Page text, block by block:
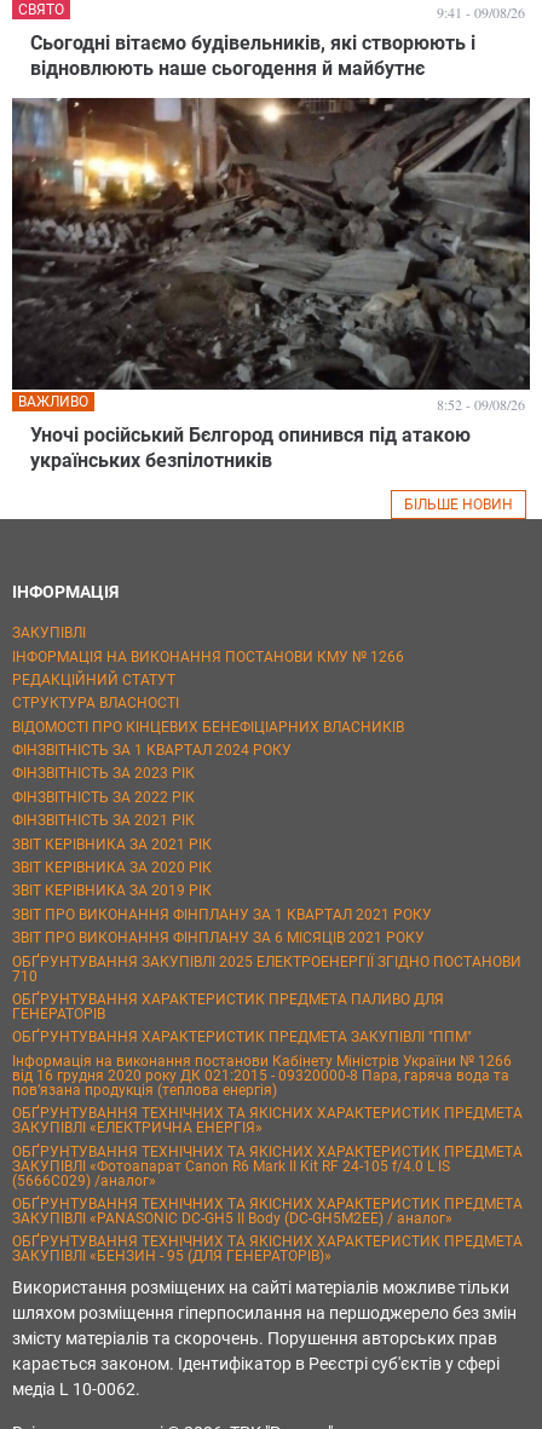
Сьогодні вітаємо будівельників, які створюють і
відновлюють наше сьогодення й майбутнє
СВЯТО 9:41 - 09/08/26
Уночі російський Бєлгород опинився під атакою
українських безпілотників
ВАЖЛИВО 8:52 - 09/08/26
БІЛЬШЕ НОВИН
ІНФОРМАЦІЯ
ЗАКУПІВЛІ
ІНФОРМАЦІЯ НА ВИКОНАННЯ ПОСТАНОВИ КМУ № 1266
РЕДАКЦІЙНИЙ СТАТУТ
СТРУКТУРА ВЛАСНОСТІ
ВІДОМОСТІ ПРО КІНЦЕВИХ БЕНЕФІЦІАРНИХ ВЛАСНИКІВ
ФІНЗВІТНІСТЬ ЗА 1 КВАРТАЛ 2024 РОКУ
ФІНЗВІТНІСТЬ ЗА 2023 РІК
ФІНЗВІТНІСТЬ ЗА 2022 РІК
ФІНЗВІТНІСТЬ ЗА 2021 РІК
ЗВІТ КЕРІВНИКА ЗА 2021 РІК
ЗВІТ КЕРІВНИКА ЗА 2020 РІК
ЗВІТ КЕРІВНИКА ЗА 2019 РІК
ЗВІТ ПРО ВИКОНАННЯ ФІНПЛАНУ ЗА 1 КВАРТАЛ 2021 РОКУ
ЗВІТ ПРО ВИКОНАННЯ ФІНПЛАНУ ЗА 6 МІСЯЦІВ 2021 РОКУ
ОБҐРУНТУВАННЯ ЗАКУПІВЛІ 2025 ЕЛЕКТРОЕНЕРГІЇ ЗГІДНО ПОСТАНОВИ
710
ОБҐРУНТУВАННЯ ХАРАКТЕРИСТИК ПРЕДМЕТА ПАЛИВО ДЛЯ
ГЕНЕРАТОРІВ
ОБҐРУНТУВАННЯ ХАРАКТЕРИСТИК ПРЕДМЕТА ЗАКУПІВЛІ "ППМ"
Інформація на виконання постанови Кабінету Міністрів України № 1266
від 16 грудня 2020 року ДК 021:2015 - 09320000-8 Пара, гаряча вода та
пов’язана продукція (теплова енергія)
ОБҐРУНТУВАННЯ ТЕХНІЧНИХ ТА ЯКІСНИХ ХАРАКТЕРИСТИК ПРЕДМЕТА
ЗАКУПІВЛІ «ЕЛЕКТРИЧНА ЕНЕРГІЯ»
ОБҐРУНТУВАННЯ ТЕХНІЧНИХ ТА ЯКІСНИХ ХАРАКТЕРИСТИК ПРЕДМЕТА
ЗАКУПІВЛІ «Фотоапарат Canon R6 Mark II Kit RF 24-105 f/4.0 L IS
(5666C029) /аналог»
ОБҐРУНТУВАННЯ ТЕХНІЧНИХ ТА ЯКІСНИХ ХАРАКТЕРИСТИК ПРЕДМЕТА
ЗАКУПІВЛІ «PANASONIC DC-GH5 II Body (DC-GH5M2EE) / аналог»
ОБҐРУНТУВАННЯ ТЕХНІЧНИХ ТА ЯКІСНИХ ХАРАКТЕРИСТИК ПРЕДМЕТА
ЗАКУПІВЛІ «БЕНЗИН - 95 (ДЛЯ ГЕНЕРАТОРІВ)»
Використання розміщених на сайті матеріалів можливе тільки
шляхом розміщення гіперпосилання на першоджерело без змін
змісту матеріалів та скорочень. Порушення авторських прав
карається законом. Ідентифікатор в Реєстрі суб'єктів у сфері
медіа L 10-0062.